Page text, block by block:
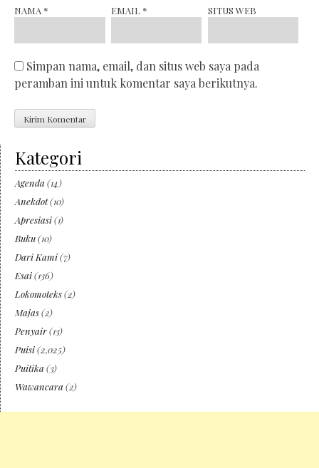
NAMA * EMAIL * SITUS WEB
Simpan nama, email, dan situs web saya pada
peramban ini untuk komentar saya berikutnya.
Kategori
Agenda (14)
Anekdot(10)
Apresiasi(1)
Buku(10)
Dari Kami(7)
Esai(136)
Lokomoteks(2)
Majas(2)
Penyair(13)
Puisi(2,025)
Puitika (3)
Wawancara (2)